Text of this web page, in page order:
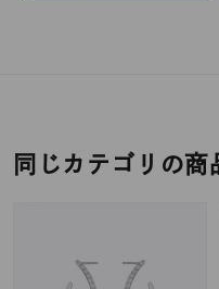
同じカテゴリの商